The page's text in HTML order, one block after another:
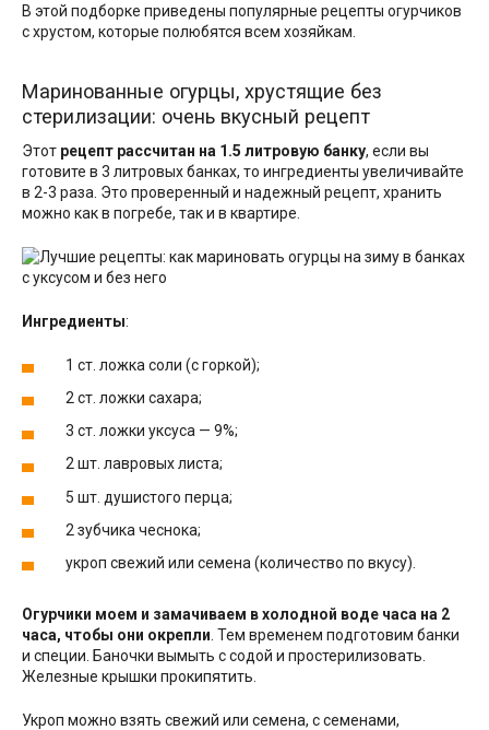
В этой подборке приведены популярные рецепты огурчиков
с хрустом, которые полюбятся всем хозяйкам.
Маринованные огурцы, хрустящие без
стерилизации: очень вкусный рецепт
Этот рецепт рассчитан на 1.5 литровую банку, если вы
готовите в 3 литровых банках, то ингредиенты увеличивайте
в 2-3 раза. Это проверенный и надежный рецепт, хранить
можно как в погребе, так и в квартире.
Ингредиенты:
1 ст. ложка соли (с горкой);
2 ст. ложки сахара;
3 ст. ложки уксуса — 9%;
2 шт. лавровых листа;
5 шт. душистого перца;
2 зубчика чеснока;
укроп свежий или семена (количество по вкусу).
Огурчики моем и замачиваем в холодной воде часа на 2
часа, чтобы они окрепли . Тем временем подготовим банки
и специи. Баночки вымыть с содой и простерилизовать.
Железные крышки прокипятить.
Укроп можно взять свежий или семена, с семенами,